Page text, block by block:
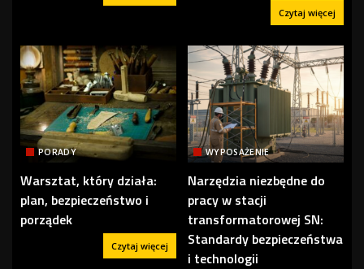
Czytaj więcej
PORADY
Warsztat, który działa:
plan, bezpieczeństwo i
porządek
Czytaj więcej
WYPOSAŻENIE
Narzędzia niezbędne do
pracy w stacji
transformatorowej SN:
Standardy bezpieczeństwa
i technologii